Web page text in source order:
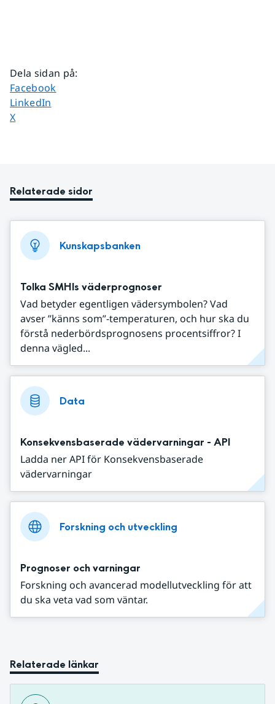
Dela sidan på:
Dela sidan på
Facebook
Dela sidan på
LinkedIn
Dela sidan på
X
Relaterade sidor
Kunskapsbanken
Tolka SMHIs väderprognoser
Vad betyder egentligen vädersymbolen? Vad
avser ”känns som”-temperaturen, och hur ska du
förstå nederbördsprognosens procentsiffror? I
denna vägled...
Data
Konsekvensbaserade vädervarningar - API
Ladda ner API för Konsekvensbaserade
vädervarningar
Forskning och utveckling
Prognoser och varningar
Forskning och avancerad modellutveckling för att
du ska veta vad som väntar.
Relaterade länkar